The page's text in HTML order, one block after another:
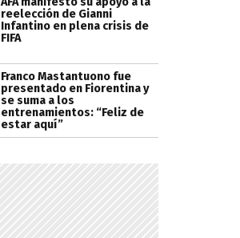
reelección de Gianni
Infantino en plena crisis de
FIFA
Franco Mastantuono fue
presentado en Fiorentina y
se suma a los
entrenamientos: “Feliz de
estar aquí”